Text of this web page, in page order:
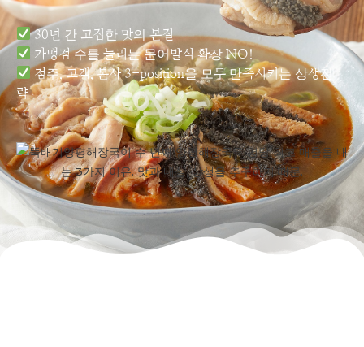
30년 간 고집한 맛의 본질
가맹점 수를 늘리는 문어발식 확장 NO!
점주, 고객, 본사 3-position을 모두 만족시키는 상생전
략